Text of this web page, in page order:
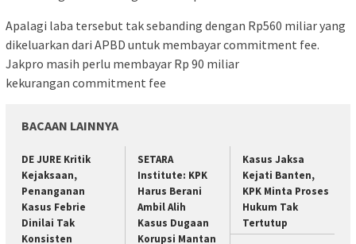
Apalagi laba tersebut tak sebanding dengan Rp560 miliar yang
dikeluarkan dari APBD untuk membayar commitment fee.
Jakpro masih perlu membayar Rp 90 miliar
kekurangan commitment fee
BACAAN LAINNYA
DE JURE Kritik
Kejaksaan,
Penanganan
Kasus Febrie
Dinilai Tak
Konsisten
SETARA
Institute: KPK
Harus Berani
Ambil Alih
Kasus Dugaan
Korupsi Mantan
Kasus Jaksa
Kejati Banten,
KPK Minta Proses
Hukum Tak
Tertutup